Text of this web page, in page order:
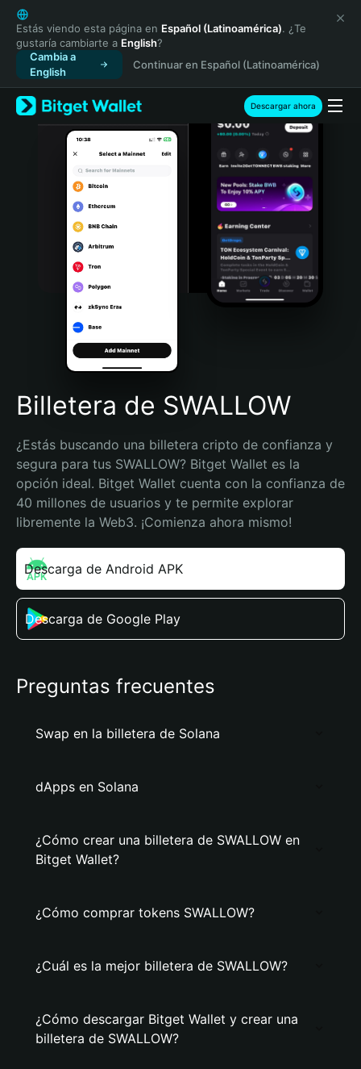
English
日本語
Tiếng Việt
Русский
Español (Latinoamérica)
Türkçe
Italiano
Português (Portugal)
Bahasa Indonesia
Português (Brasil)
Español (Argentina)
Estás viendo esta página en Español (Latinoamérica). ¿Te
gustaría cambiarte a English?
Cambia a
English
Continuar en Español (Latinoamérica)
Descargar ahora
Billetera de SWALLOW
¿Estás buscando una billetera cripto de confianza y
segura para tus SWALLOW? Bitget Wallet es la
opción ideal. Bitget Wallet cuenta con la confianza de
40 millones de usuarios y te permite explorar
libremente la Web3. ¡Comienza ahora mismo!
Descarga de Android APK
Descarga de Google Play
Preguntas frecuentes
Swap en la billetera de Solana
dApps en Solana
¿Cómo crear una billetera de SWALLOW en
Bitget Wallet?
¿Cómo comprar tokens SWALLOW?
¿Cuál es la mejor billetera de SWALLOW?
¿Cómo descargar Bitget Wallet y crear una
billetera de SWALLOW?